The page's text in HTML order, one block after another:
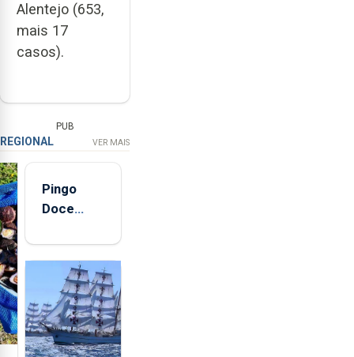
Alentejo (653,
mais 17
casos).
PUB
REGIONAL VER MAIS
Pingo
Doce
quinta-
feira nova
loja em
São
Sebastião
e cria 30